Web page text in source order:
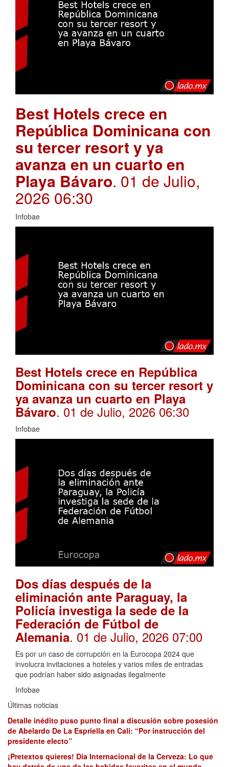
Best Hotels crece en
República Dominicana con
su tercer resort y ya
avanza en un cuarto en
Playa Bávaro. 01 de Julio,
2026 06:30
Infobae
Best Hotels crece en República
Dominicana con su tercer resort y
ya avanza un cuarto en Playa
Bávaro. 01 de Julio, 2026 06:30
Infobae
Dos días después de la
eliminación ante Paraguay, la
Policía investiga la sede de la
Federación de Fútbol de
Alemania. 01 de Julio, 2026 07:00
Es por un caso de corrupción en la Eurocopa 2024 que
involucra invitaciones a hoteles y varios miles de entradas
que podrían haber sido asignadas ilegalmente
Infobae
Últimas noticias
Detalle inédito puso punto final a discusión sobre posesión
de Abelardo De La Espriella en Cali: “Por instrucción del
presidente electo”
¡Pretextos quieres! Día Internacional de la Cerveza: Lo que